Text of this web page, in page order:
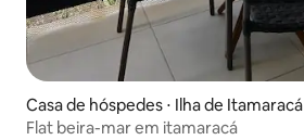
Casa de hóspedes ⋅ Ilha de Itamaracá
Flat beira-mar em itamaracá